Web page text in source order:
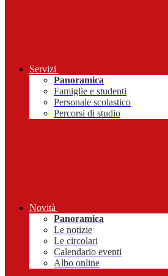
Servizi
Panoramica
Famiglie e studenti
Personale scolastico
Percorsi di studio
Novità
Panoramica
Le notizie
Le circolari
Calendario eventi
Albo online